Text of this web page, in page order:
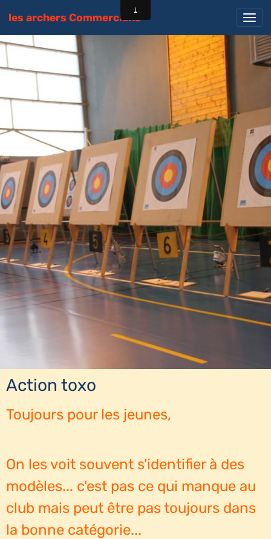
les archers Commerciens
Action toxo
Toujours pour les jeunes,
On les voit souvent s'identifier à des
modèles... c'est pas ce qui manque au
club mais peut être pas toujours dans
la bonne catégorie...